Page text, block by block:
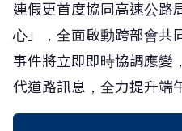
連假更首度協同高速公路
心」，全面啟動跨部會共
事件將立即即時協調應變
代道路訊息，全力提升端